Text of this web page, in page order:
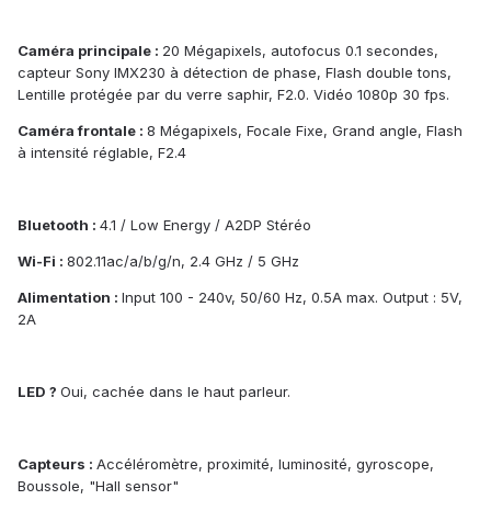
Caméra principale : 20 Mégapixels, autofocus 0.1 secondes,
capteur Sony IMX230 à détection de phase, Flash double tons,
Lentille protégée par du verre saphir, F2.0. Vidéo 1080p 30 fps.
Caméra frontale : 8 Mégapixels, Focale Fixe, Grand angle, Flash
à intensité réglable, F2.4
Bluetooth : 4.1 / Low Energy / A2DP Stéréo
Wi-Fi : 802.11ac/a/b/g/n, 2.4 GHz / 5 GHz
Alimentation : Input 100 - 240v, 50/60 Hz, 0.5A max. Output : 5V,
2A
LED ? Oui, cachée dans le haut parleur.
Capteurs : Accéléromètre, proximité, luminosité, gyroscope,
Boussole, "Hall sensor"